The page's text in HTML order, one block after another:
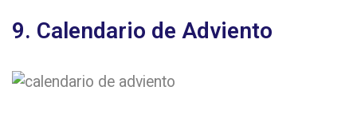
9. Calendario de Adviento